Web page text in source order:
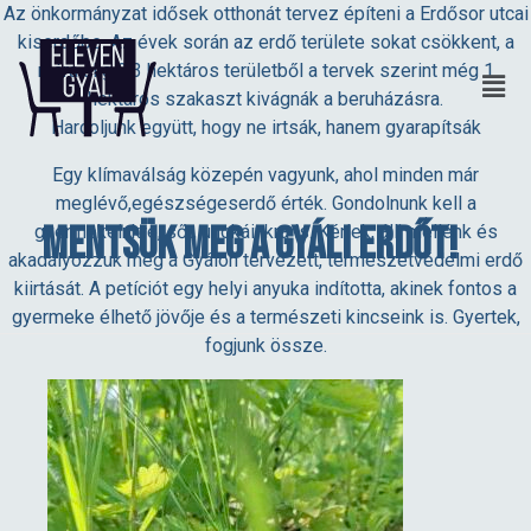
Mentsük meg a gyáli erdőt!
M
e
n
Az önkormányzat idősek otthonát tervez építeni a Erdősor utcai
kiserdőbe. Az évek során az erdő területe sokat csökkent, a
mára alig 3,3 hektáros területből a tervek szerint még 1
hektáros szakaszt kivágnák a beruházásra.
Harcoljunk együtt, hogy ne irtsák, hanem gyarapítsák
Egy klímaválság közepén vagyunk, ahol minden már
meglévő,egészségeserdő érték. Gondolnunk kell a
gyermekeinkre, sőt, unokáinkra is. Kérlek, állj mellénk és
akadályozzuk meg a Gyálon tervezett, természetvédelmi erdő
kiirtását. A petíciót egy helyi anyuka indította, akinek fontos a
gyermeke élhető jövője és a természeti kincseink is. Gyertek,
fogjunk össze.
Írd alá a peticiót!